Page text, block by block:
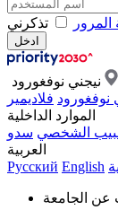
تذكرني
نيجني نوفغورود
نوفغورود فلاديمير
الموارد الداخلية
الشخصي سدو
العربية
Русский English
عن الجامعة